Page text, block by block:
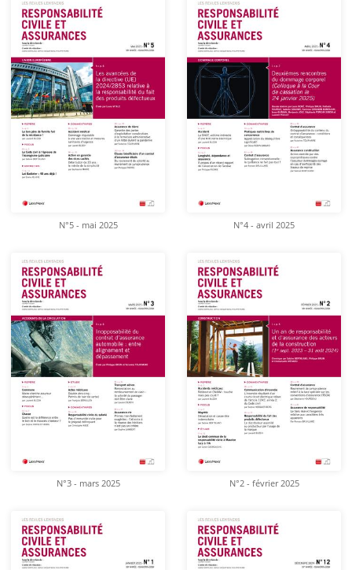
N°5 - mai 2025 N°4 - avril 2025
N°3 - mars 2025 N°2 - février 2025